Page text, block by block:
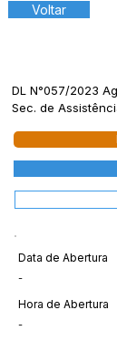
Voltar
DL N°057/2023
Sec. de
Data de Abertura
-
Hora de Abertura
-